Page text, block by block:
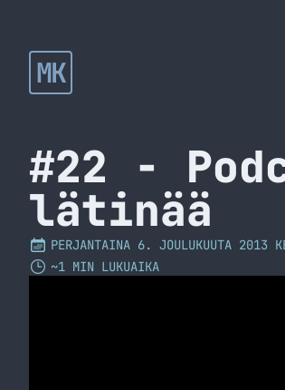
MK
#22 -
lätinää
PERJANTAINA 6. JOULUKUUTA 2013
~1 MIN LUKUAIKA